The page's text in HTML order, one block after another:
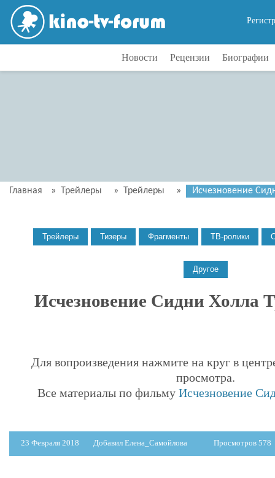
Новости Рецензии Биографии
Главная » Трейлеры » Трейлеры » Исчезновение
Исчезновение Сидни Холла
Для вопроизведения нажмите на круг в
просмотра.
Все материалы по фильмуИсчезновение
23 Февраля 2018 Добавил Елена_Самойлова Просмотров 578